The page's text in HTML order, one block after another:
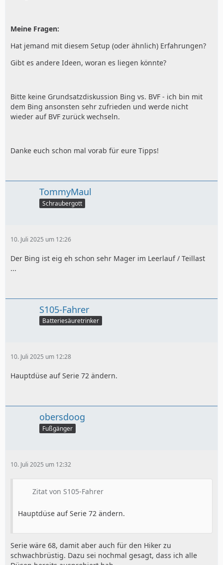
Meine Fragen:
Hat jemand mit diesem Setup (oder ähnlich) Erfahrungen?
Gibt es andere Ideen, woran es liegen könnte?
Bitte keine Grundsatzdiskussion Bing vs. BVF - ich bin mit
dem Bing ansonsten sehr zufrieden und werde nicht
wieder auf BVF zurück wechseln.
Danke euch schon mal vorab für eure Tipps!
TommyMaul
Schraubergott
10. Juli 2025 um 12:26
Der Bing ist eig eh schon sehr Mager im Leerlauf / Teillast
...
S105-Fahrer
Batteriesäuretrinker
10. Juli 2025 um 12:28
Hauptdüse auf Serie 72 ändern.
obersdoog
Fußgänger
10. Juli 2025 um 12:32
Zitat von S105-Fahrer
Hauptdüse auf Serie 72 ändern.
Serie wäre 68, damit aber auch für den Hiker zu
schwachbrüstig. Dazu sei nochmal gesagt, dass ich alle